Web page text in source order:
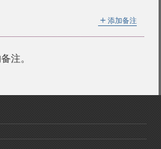
＋ 添加备注
注。